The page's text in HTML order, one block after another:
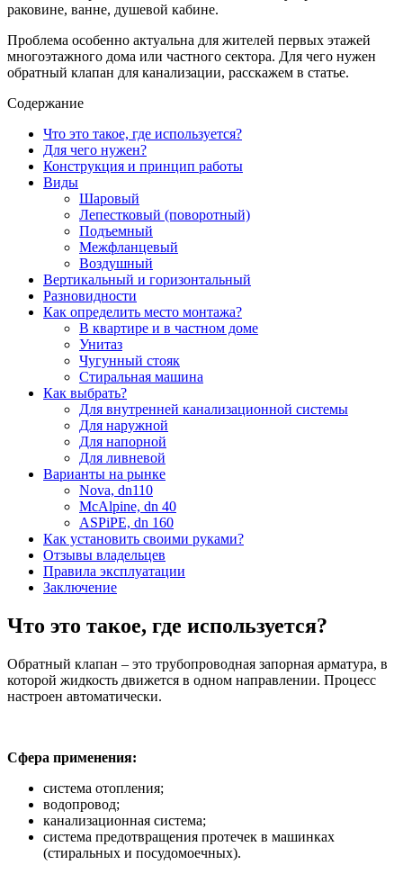
раковине, ванне, душевой кабине.
Проблема особенно актуальна для жителей первых этажей
многоэтажного дома или частного сектора. Для чего нужен
обратный клапан для канализации, расскажем в статье.
Содержание
Что это такое, где используется?
Для чего нужен?
Конструкция и принцип работы
Виды
Шаровый
Лепестковый (поворотный)
Подъемный
Межфланцевый
Воздушный
Вертикальный и горизонтальный
Разновидности
Как определить место монтажа?
В квартире и в частном доме
Унитаз
Чугунный стояк
Стиральная машина
Как выбрать?
Для внутренней канализационной системы
Для наружной
Для напорной
Для ливневой
Варианты на рынке
Nova, dn110
McAlpine, dn 40
ASPiPE, dn 160
Как установить своими руками?
Отзывы владельцев
Правила эксплуатации
Заключение
Что это такое, где используется?
Обратный клапан – это трубопроводная запорная арматура, в
которой жидкость движется в одном направлении. Процесс
настроен автоматически.
Сфера применения:
система отопления;
водопровод;
канализационная система;
система предотвращения протечек в машинках
(стиральных и посудомоечных).